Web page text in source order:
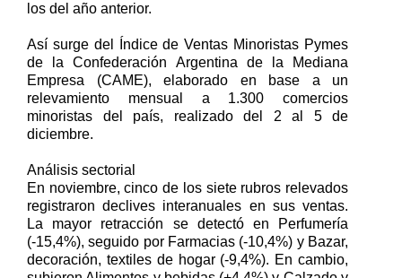
los del año anterior.
Así surge del Índice de Ventas Minoristas Pymes
de la Confederación Argentina de la Mediana
Empresa (CAME), elaborado en base a un
relevamiento mensual a 1.300 comercios
minoristas del país, realizado del 2 al 5 de
diciembre.
Análisis sectorial
En noviembre, cinco de los siete rubros relevados
registraron declives interanuales en sus ventas.
La mayor retracción se detectó en Perfumería
(-15,4%), seguido por Farmacias (-10,4%) y Bazar,
decoración, textiles de hogar (-9,4%). En cambio,